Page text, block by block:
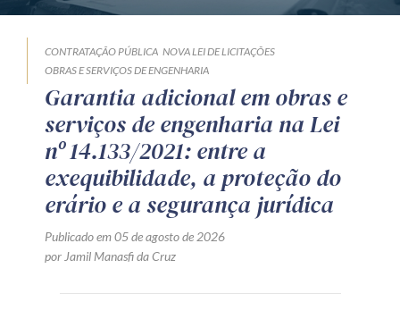
CONTRATAÇÃO PÚBLICA NOVA LEI DE LICITAÇÕES
OBRAS E SERVIÇOS DE ENGENHARIA
Garantia adicional em obras e
serviços de engenharia na Lei
nº 14.133/2021: entre a
exequibilidade, a proteção do
erário e a segurança jurídica
Publicado em 05 de agosto de 2026
por Jamil Manasfi da Cruz